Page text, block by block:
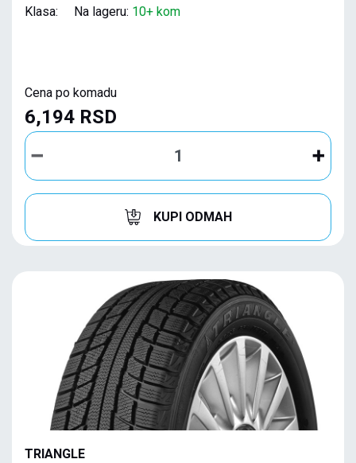
Klasa: Na lageru: 10+ kom
Cena po komadu
6,194 RSD
KUPI ODMAH
TRIANGLE